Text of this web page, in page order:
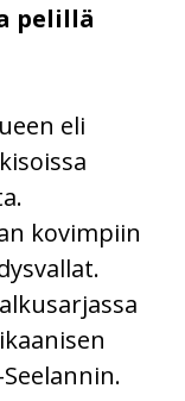
pelillä
eli
kovimpiin